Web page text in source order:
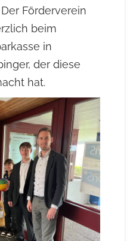
Förderverein
beim
in
der diese
hat.